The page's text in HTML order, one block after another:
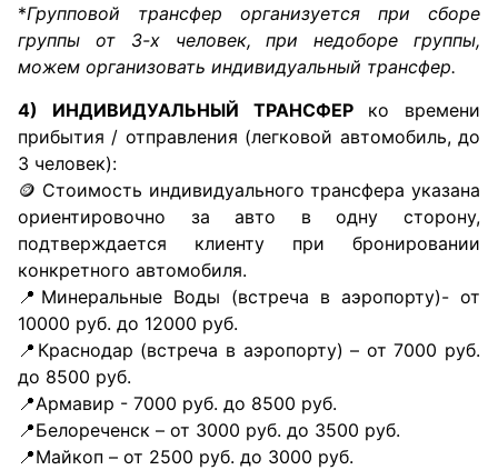
*Групповой трансфер организуется при сборе
группы от 3-х человек, при недоборе группы,
можем организовать индивидуальный трансфер.
4) ИНДИВИДУАЛЬНЫЙ ТРАНСФЕРко времени
прибытия / отправления (легковой автомобиль, до
3 человек):
🪙 Стоимость индивидуального трансфера указана
ориентировочно за авто в одну сторону,
подтверждается клиенту при бронировании
конкретного автомобиля.
📍Минеральные Воды (встреча в аэропорту)- от
10000 руб. до 12000 руб.
📍Краснодар (встреча в аэропорту) – от 7000 руб.
до 8500 руб.
📍Армавир - 7000 руб. до 8500 руб.
📍Белореченск – от 3000 руб. до 3500 руб.
📍Майкоп – от 2500 руб. до 3000 руб.